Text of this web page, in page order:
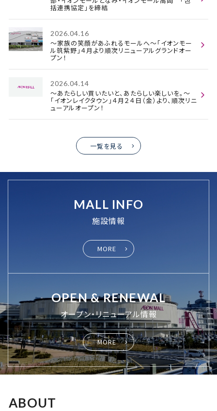
括連携協定」を締結
2026.04.16
～家族の笑顔があふれるモールへ～「イオンモー
ル筑紫野」４月より順次リニューアルグランドオー
プン！
2026.04.14
～あたらしい買いたいと、あたらしい楽しいを。～
「イオンレイクタウン」４月２４日（金）より、順次リニ
ューアルオープン！
一覧を見る
MALL INFO
施設情報
MORE
OPEN & RENEWAL
オープン・リニューアル情報
MORE
ABOUT